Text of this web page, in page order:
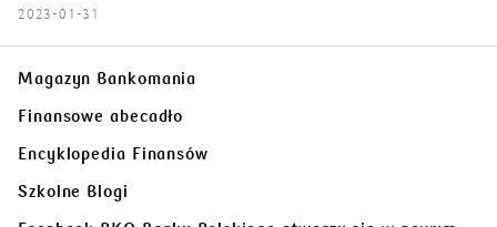
2023-01-31
Magazyn Bankomania
Finansowe abecadło
Encyklopedia Finansów
Szkolne Blogi